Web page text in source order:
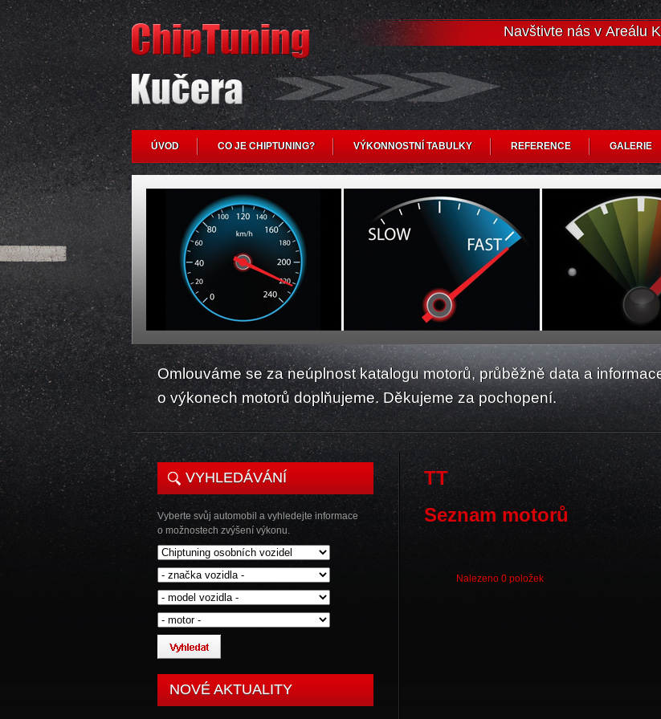
Navštivte nás v Areálu
ÚVOD CO JE CHIPTUNING? VÝKONNOSTNÍ TABULKY REFERENCE GALERIE
Omlouváme se za neúplnost katalogu motorů, průběžně data a
o výkonech motorů doplňujeme. Děkujeme za pochopení.
VYHLEDÁVÁNÍ
Vyberte svůj automobil a vyhledejte informace
o možnostech zvýšení výkonu.
NOVÉ AKTUALITY
TT
Seznam motorů
Nalezeno 0 položek